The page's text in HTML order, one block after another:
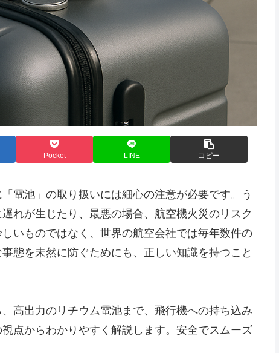
Pocket LINE コピー
電池」の取り扱いには細心の注意が必要です。う
れが生じたり、最悪の場合、航空機火災のリスク
いものではなく、世界の航空会社では毎年数件の
態を未然に防ぐためにも、正しい知識を持つこと
高出力のリチウム電池まで、飛行機への持ち込み
点からわかりやすく解説します。安全でスムーズ